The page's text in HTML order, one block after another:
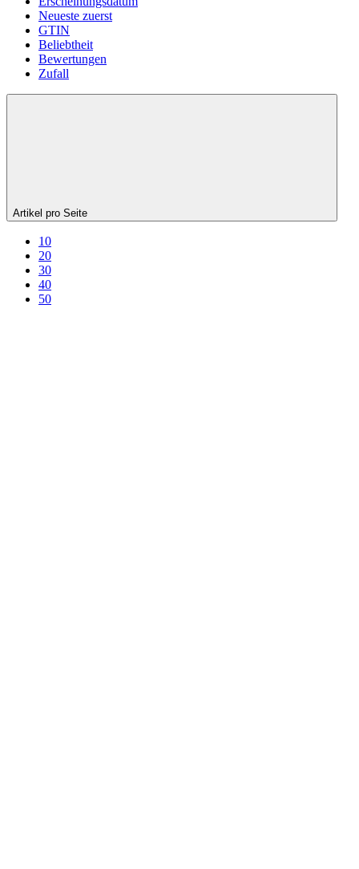
Neueste zuerst
GTIN
Beliebtheit
Bewertungen
Zufall
Artikel pro Seite
10
20
30
40
50